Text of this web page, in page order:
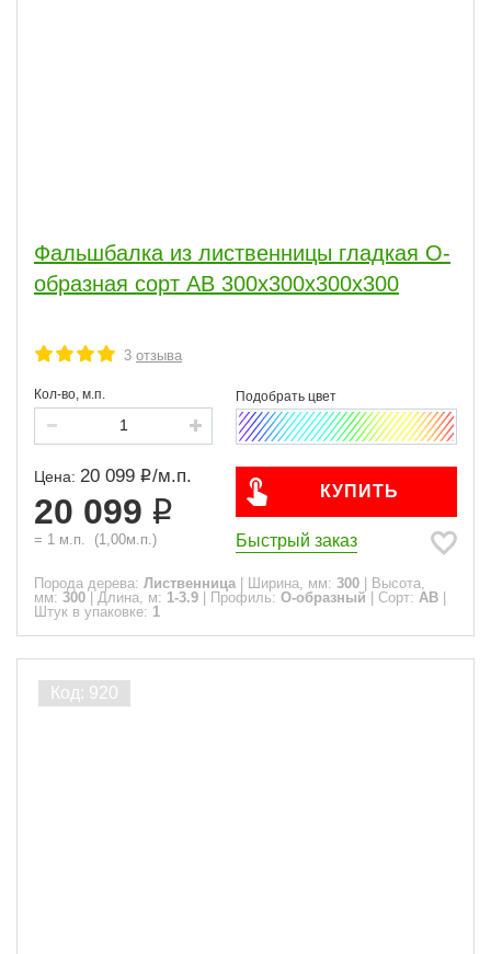
Фальшбалка из лиственницы гладкая О-
образная сорт АВ 300x300x300x300
3 отзыва
Кол-во, м.п.
Цена: 20 099 /м.п.
20 099
= 1 м.п. (1,00м.п.)
КУПИТЬ
Быстрый заказ
Порода дерева: Лиственница Ширина, мм: 300
Высота,
мм: 300 Длина, м: 1-3.9 Профиль: О-образный Сорт: АВ
Штук в упаковке: 1